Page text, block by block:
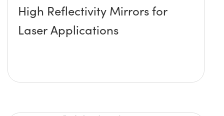
High Reflectivity Mirrors for
Laser Applications